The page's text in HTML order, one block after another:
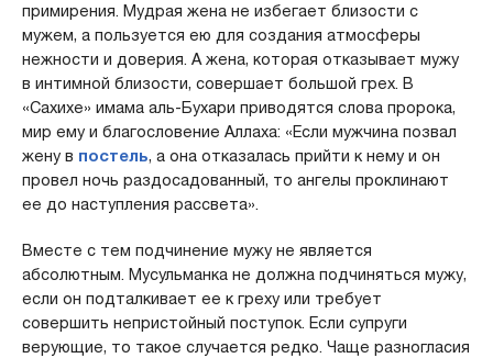
примирения. Мудрая жена не избегает близости с
мужем, а пользуется ею для создания атмосферы
нежности и доверия. А жена, которая отказывает мужу
в интимной близости, совершает большой грех. В
«Сахихе» имама аль-Бухари приводятся слова пророка,
мир ему и благословение Аллаха: «Если мужчина позвал
жену в постель, а она отказалась прийти к нему и он
провел ночь раздосадованный, то ангелы проклинают
ее до наступления рассвета».
Вместе с тем подчинение мужу не является
абсолютным. Мусульманка не должна подчиняться мужу,
если он подталкивает ее к греху или требует
совершить непристойный поступок. Если супруги
верующие, то такое случается редко. Чаще разногласия